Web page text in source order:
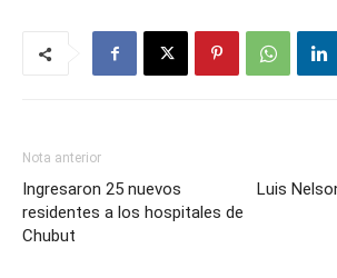
Nota anterior
Ingresaron 25 nuevos
residentes a los hospitales de
Chubut
Luis